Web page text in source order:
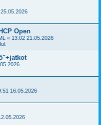
Open
« 13:02 21.05.2026
16.05.2026